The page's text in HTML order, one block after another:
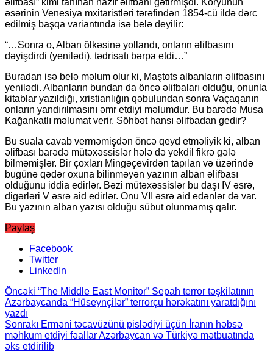
əsərinin Venesiya mxitaristləri tərəfindən 1854-cü ildə dərc
edilmiş başqa variantında isə belə deyilir:
“…Sonra o, Alban ölkəsinə yollandı, onların əlifbasını
dəyişdirdi (yenilədi), tədrisatı bərpa etdi…”
Buradan isə belə məlum olur ki, Maştots albanların əlifbasını
yenilədi. Albanların bundan da öncə əlifbaları olduğu, onunla
kitablar yazıldığı, xristianlığın qəbulundan sonra Vaçaqanın
onların yandırılmasını əmr etdiyi məlumdur. Bu barədə Musa
Kağankatlı məlumat verir. Söhbət hansı əlifbadan gedir?
Bu suala cavab verməmişdən öncə qeyd etməliyik ki, alban
əlifbası barədə mütəxəssislər hələ də yekdil fikrə gələ
bilməmişlər. Bir çoxları Mingəçevirdən tapılan və üzərində
bugünə qədər oxuna bilinməyən yazının alban əlifbası
olduğunu iddia edirlər. Bəzi mütəxəssislər bu daşı IV əsrə,
digərləri V əsrə aid edirlər. Onu VII əsrə aid edənlər də var.
Bu yazının alban yazısı olduğu sübut olunmamış qalır.
Paylaş
Facebook
Twitter
LinkedIn
Öncəki “The Middle East Monitor” Sepah terror təşkilatının
Azərbaycanda “Hüseynçilər” terrorçu hərəkatını yaratdığını
yazdı
Sonrakı Erməni təcavüzünü pislədiyi üçün İranın həbsə
məhkum etdiyi fəallar Azərbaycan və Türkiyə mətbuatında
əks etdirilib